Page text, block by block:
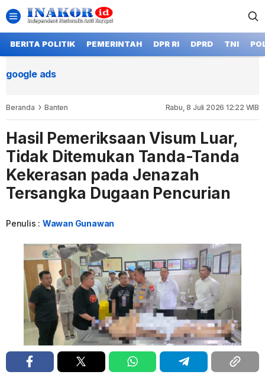
BERITA POLITIK PEMERINTAH DPR RI DPRD TNI
google ads
Beranda Banten Rabu, 8 Juli 2026 12:22 WIB
Hasil Pemeriksaan Visum Luar,
Tidak Ditemukan Tanda-Tanda
Kekerasan pada Jenazah
Tersangka Dugaan Pencurian
Penulis : Wawan Gunawan